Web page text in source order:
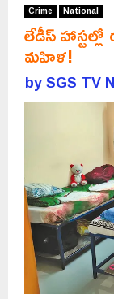
Crime National
లేడీస్
మహిళ!
bySGS TV